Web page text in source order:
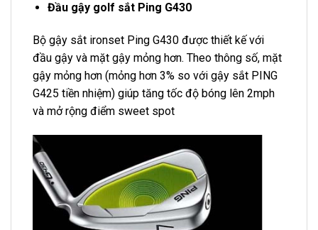
Đầu gậy golf sắt Ping G430
Bộ gậy sắt ironset Ping G430 được thiết kế với
đầu gậy và mặt gậy mỏng hơn. Theo thông số, mặt
gậy mỏng hơn (mỏng hơn 3% so với gậy sắt PING
G425 tiền nhiệm) giúp tăng tốc độ bóng lên 2mph
và mở rộng điểm sweet spot